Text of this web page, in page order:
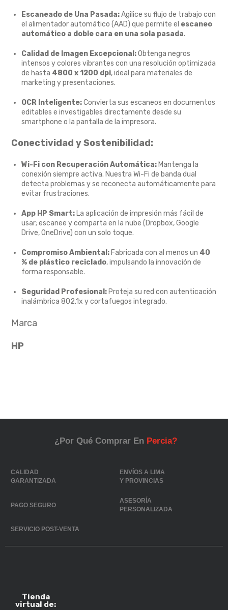
Escaneado de Una Pasada:Agilice su flujo de trabajo con
el alimentador automático (AAD) que permite el escaneo
automático a doble cara en una sola pasada.
Calidad de Imagen Excepcional:Obtenga negros
intensos y colores vibrantes con una resolución optimizada
de hasta 4800 x 1200 dpi, ideal para materiales de
marketing y presentaciones.
OCR Inteligente:Convierta sus escaneos en documentos
editables e investigables directamente desde su
smartphone o la pantalla de la impresora.
Conectividad y Sostenibilidad:
Wi-Fi con Recuperación Automática: Mantenga la
conexión siempre activa. Nuestra Wi-Fi de banda dual
detecta problemas y se reconecta automáticamente para
evitar frustraciones.
App HP Smart: La aplicación de impresión más fácil de
usar; escanee y comparta en la nube (Dropbox, Google
Drive, OneDrive) con un solo toque.
Compromiso Ambiental: Fabricada con al menos un 40
% de plástico reciclado, impulsando la innovación de
forma responsable.
Seguridad Profesional: Proteja su red con autenticación
inalámbrica 802.1x y cortafuegos integrado.
Marca
HP
¿Por Qué Comprar En Percia?
CALIDAD
GARANTIZADA
ENVÍOS A LIMA
Y PROVINCIAS
PAGO SEGURO
ASESORÍA
PERSONALIZADA
SERVICIO POST-VENTA
Tienda
virtual de: